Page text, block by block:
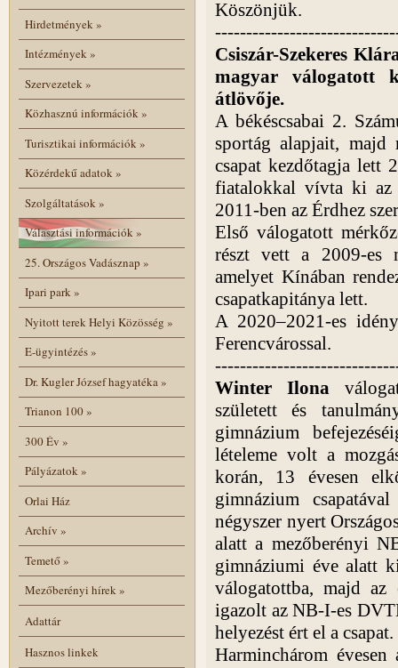
Hirdetmények»
Intézmények»
Szervezetek»
Közhasznú információk»
Turisztikai információk»
Közérdekű adatok»
Szolgáltatások»
Választási információk»
25. Országos Vadásznap »
Ipari park»
Nyitott terek Helyi Közösség »
E-ügyintézés»
Dr. Kugler József hagyatéka»
Trianon 100»
300 Év »
Pályázatok»
Orlai Ház
Archív »
Temető»
Mezőberényi hírek»
Adattár
Hasznos linkek
Köszönjük.
Csiszár-Szekeres
magyar válogatott
átlövője.
A békéscsabai 2.
sportág alapjait,
csapat kezdőtagja lett
fiatalokkal vívta ki az
2011-ben az Érdhez
Első válogatott
részt vett a 2009-es
amelyet Kínában
csapatkapitánya lett.
A 2020–2021-es
Ferencvárossal.
Winter Ilona
született és
gimnázium
lételeme volt a
korán, 13 évesen
gimnázium
négyszer nyert
alatt a mezőberényi
gimnáziumi éve alatt
válogatottba, majd az
igazolt az NB-I-es
helyezést ért el a csapat.
Harminchárom